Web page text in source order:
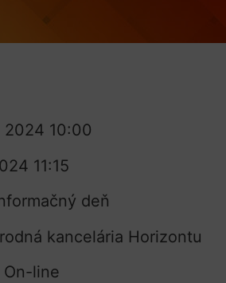
2024 10:00
11:15
deň
kancelária Horizontu
On-line